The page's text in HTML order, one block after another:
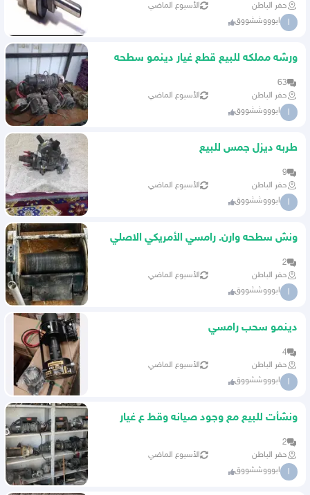
حفر الباطن الأسبوع الماضي
ا ابوووششووق
ورشه مملكه للبيع قطع غيار دينمو سطحه
63
حفر الباطن
الأسبوع الماضي
ا ابوووششووق
طربه ديزل جمس للبيع
9
حفر الباطن
الأسبوع الماضي
ا ابوووششووق
ونش سطحه وارن. رامسي الأمريكي الاصلي
2
حفر الباطن
الأسبوع الماضي
ا ابوووششووق
دينمو سحب رامسي
4
حفر الباطن
الأسبوع الماضي
ا ابوووششووق
ونشأت للبيع مع وجود صيانه وقط ع غيار
2
حفر الباطن
الأسبوع الماضي
ا ابوووششووق